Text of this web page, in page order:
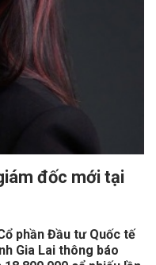
đốc mới tại
phần Đầu tư Quốc tế
Gia Lai thông báo